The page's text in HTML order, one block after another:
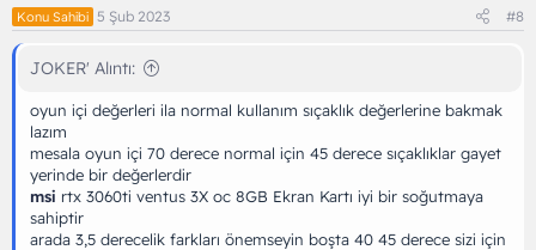
Konu Sahibi 5 Şub 2023 #8
JOKER' Alıntı:
oyun içi değerleri ila normal kullanım sıçaklık değerlerine bakmak
lazım
mesala oyun içi 70 derece normal için 45 derece sıçaklıklar gayet
yerinde bir değerlerdir
msi rtx 3060ti ventus 3X oc 8GB Ekran Kartı iyi bir soğutmaya
sahiptir
arada 3,5 derecelik farkları önemseyin boşta 40 45 derece sizi için